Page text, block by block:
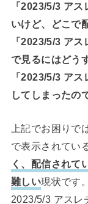
「2023/5/3 ア
いけど、どこで
「2023/5/3 ア
で見るにはどう
「2023/5/3 ア
してしまったの
上記でお困り
で表示されてい
く、配信されて
難しい現状です
2023/5/3 アスレ